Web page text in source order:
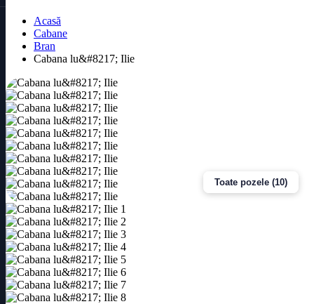
Acasă
Cabane
Bran
Cabana lu&#8217; Ilie
Toate pozele (10)